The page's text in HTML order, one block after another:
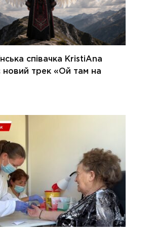
співачка KristiAna
новий трек «Ой там на